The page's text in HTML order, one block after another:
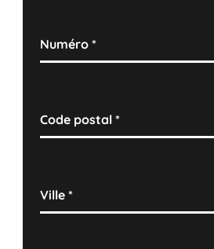
Numéro*
Code postal*
Ville*